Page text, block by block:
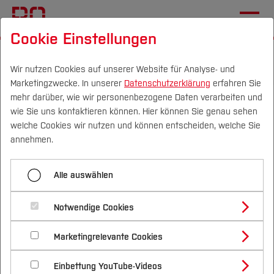
Campus Personen DE|EN Quicklinks
Studium
Studienangebote
Bachelorstudiengänge
Masterstudiengänge
Vor dem Studium
Bewerben & Einschreiben
Bewerbungsportal
Im Studium
Studienbüros und Prüfungen
Nach dem Studium
Forschung & Transfer
Profil
Forschungs- und Transferprofil
Schwerpunkte (FuT)
Beratung & Förderung
Nachhaltigkeit
Nachhaltigkeit studieren
International
Bau- und Umweltingenieurwesen
Team
Sven Quiehl, M.Sc.
Funktionen an der Hochschule Bochum:
Wissenschaftlicher Mitarbeiter im Fachgebiet
Geothermie
Persönliches
Veröffentlichungen
Cookie Einstellungen
Wir nutzen Cookies auf unserer Website für Analyse- und
Marketingzwecke. In unserer Datenschutzerklärung erfahren Sie
mehr darüber, wie wir personenbezogene Daten verarbeiten und
wie Sie uns kontaktieren können. Hier können Sie genau sehen
welche Cookies wir nutzen und können entscheiden, welche Sie
annehmen.
Alle auswählen
Notwendige Cookies
Marketingrelevante Cookies
Einbettung YouTube-Videos